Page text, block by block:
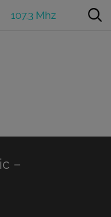
107.3 Mhz
–